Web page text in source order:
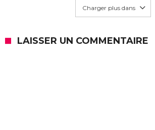
Charger plus dans
LAISSER UN COMMENTAIRE